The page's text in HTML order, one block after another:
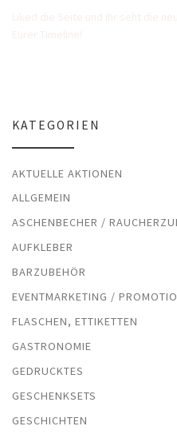
KATEGORIEN
AKTUELLE AKTIONEN
ALLGEMEIN
ASCHENBECHER /
AUFKLEBER
BARZUBEHÖR
EVENTMARKETING /
FLASCHEN, ETTIKETTEN
GASTRONOMIE
GEDRUCKTES
GESCHENKSETS
GESCHICHTEN